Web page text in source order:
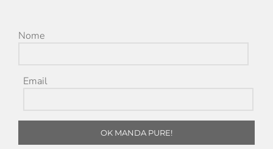
Nome
Email
OK MANDA PURE!